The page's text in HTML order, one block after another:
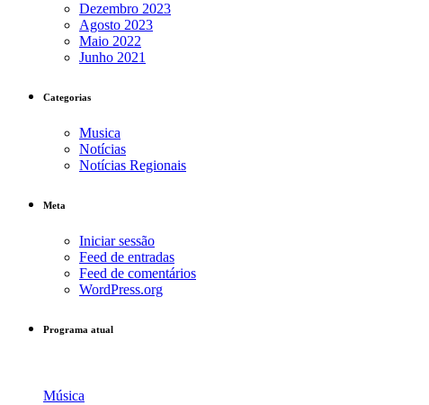
Dezembro 2023
Agosto 2023
Maio 2022
Junho 2021
Categorias
Musica
Notícias
Notícias Regionais
Meta
Iniciar sessão
Feed de entradas
Feed de comentários
WordPress.org
Programa atual
Música